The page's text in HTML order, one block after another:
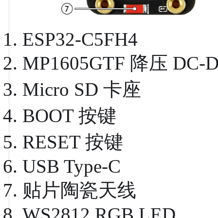
ESP32-C5FH4
MP1605GTF 降压 DC-
Micro SD 卡座
BOOT 按键
RESET 按键
USB Type-C
贴片陶瓷天线